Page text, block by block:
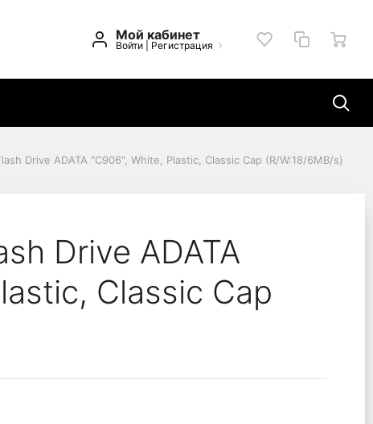
Мой кабинет
Войти| Регистрация
Plastic, Classic Cap
Drive ADATA "C906", White, Plastic, Classic Cap (R/W:18/6MB/s)
Drive ADATA
Classic Cap